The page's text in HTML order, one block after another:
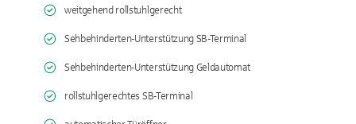
weitgehend rollstuhlgerecht
Sehbehinderten-Unterstützung SB-Terminal
Sehbehinderten-Unterstützung Geldautomat
rollstuhlgerechtes SB-Terminal